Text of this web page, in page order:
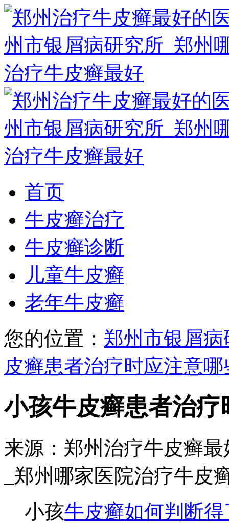
首页
牛皮癣治疗
牛皮癣诊断
儿童牛皮癣
老年牛皮癣
您的位置： 郑州市银屑病
皮癣患者治疗时应注意哪
小孩牛皮癣患者治疗
来源：郑州治疗牛皮癣
_郑州哪家医院治疗牛皮
小孩牛皮癣如何判断